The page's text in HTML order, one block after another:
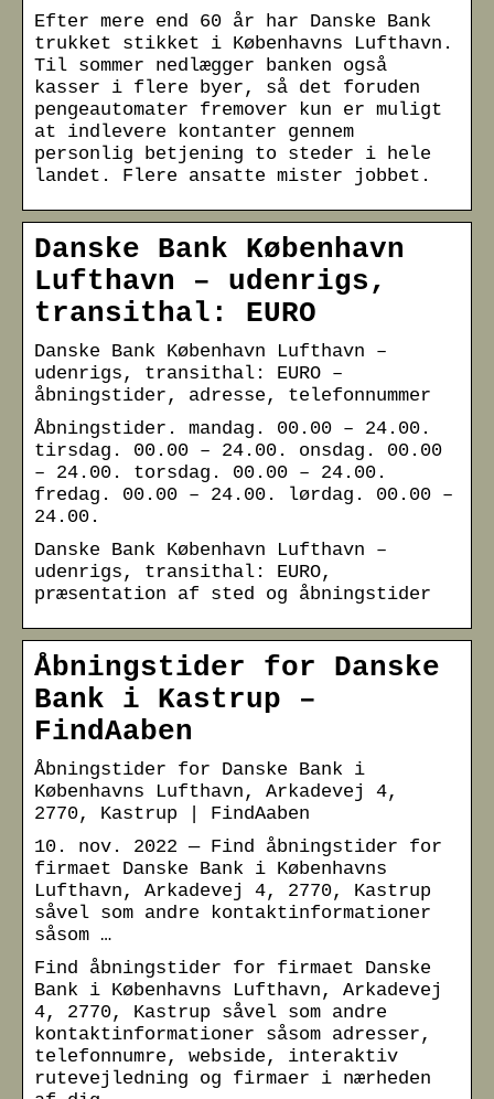
Efter mere end 60 år har Danske Bank
trukket stikket i Københavns Lufthavn.
Til sommer nedlægger banken også
kasser i flere byer, så det foruden
pengeautomater fremover kun er muligt
at indlevere kontanter gennem
personlig betjening to steder i hele
landet. Flere ansatte mister jobbet.
Danske Bank København
Lufthavn – udenrigs,
transithal: EURO
Danske Bank København Lufthavn –
udenrigs, transithal: EURO –
åbningstider, adresse, telefonnummer
Åbningstider. mandag. 00.00 – 24.00.
tirsdag. 00.00 – 24.00. onsdag. 00.00
– 24.00. torsdag. 00.00 – 24.00.
fredag. 00.00 – 24.00. lørdag. 00.00 –
24.00.
Danske Bank København Lufthavn –
udenrigs, transithal: EURO,
præsentation af sted og åbningstider
Åbningstider for Danske
Bank i Kastrup –
FindAaben
Åbningstider for Danske Bank i
Københavns Lufthavn, Arkadevej 4,
2770, Kastrup | FindAaben
10. nov. 2022 — Find åbningstider for
firmaet Danske Bank i Københavns
Lufthavn, Arkadevej 4, 2770, Kastrup
såvel som andre kontaktinformationer
såsom …
Find åbningstider for firmaet Danske
Bank i Københavns Lufthavn, Arkadevej
4, 2770, Kastrup såvel som andre
kontaktinformationer såsom adresser,
telefonnumre, webside, interaktiv
rutevejledning og firmaer i nærheden